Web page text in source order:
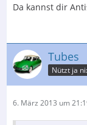
Da kannst dir
Tubes
Nützt ja
6. März 2013 um